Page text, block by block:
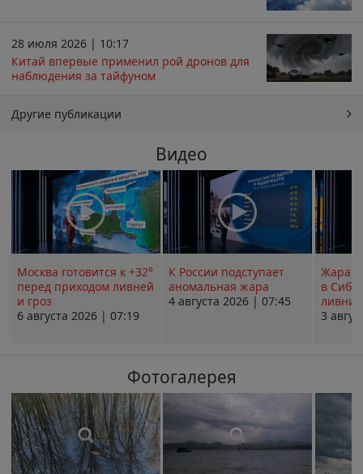
28 июля 2026 | 10:17
Китай впервые применил рой дронов для
наблюдения за тайфуном
Другие публикации
Видео
Москва готовится к +32°
перед приходом ливней
и гроз
6 августа 2026 | 07:19
К России подступает
аномальная жара
4 августа 2026 | 07:45
Жара в
в
ливни
3
Фотогалерея